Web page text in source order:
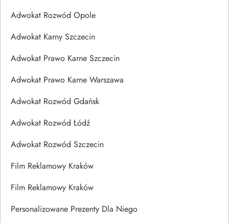
Adwokat Rozwód Opole
Adwokat Karny Szczecin
Adwokat Prawo Karne Szczecin
Adwokat Prawo Karne Warszawa
Adwokat Rozwód Gdańsk
Adwokat Rozwód Łódź
Adwokat Rozwód Szczecin
Film Reklamowy Kraków
Film Reklamowy Kraków
Personalizowane Prezenty Dla Niego